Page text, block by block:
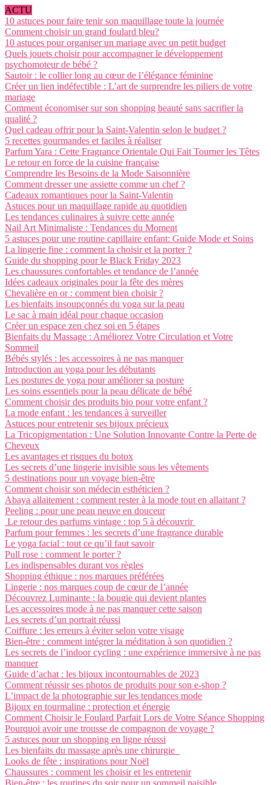
ACTU
10 astuces pour faire tenir son maquillage toute la journée
Comment choisir un grand foulard bleu?
10 astuces pour organiser un mariage avec un petit budget
Quels jouets choisir pour accompagner le développement
psychomoteur de bébé ?
Sautoir : le collier long au cœur de l’élégance féminine
Créer un lien indéfectible : L’art de surprendre les piliers de votre
mariage
Comment économiser sur son shopping beauté sans sacrifier la
qualité ?
Quel cadeau offrir pour la Saint-Valentin selon le budget ?
5 recettes gourmandes et faciles à réaliser
Parfum Yara : Cette Fragrance Orientale Qui Fait Tourner les Têtes
Le retour en force de la cuisine française
Comprendre les Besoins de la Mode Saisonnière
Comment dresser une assiette comme un chef ?
Cadeaux romantiques pour la Saint-Valentin
Astuces pour un maquillage rapide au quotidien
Les tendances culinaires à suivre cette année
Nail Art Minimaliste : Tendances du Moment
5 astuces pour une routine capillaire enfant: Guide Mode et Soins
La lingerie fine : comment la choisir et la porter ?
Guide du shopping pour le Black Friday 2023
Les chaussures confortables et tendance de l’année
Idées cadeaux originales pour la fête des mères
Chevalière en or : comment bien choisir ?
Les bienfaits insoupçonnés du yoga sur la peau
Le sac à main idéal pour chaque occasion
Créer un espace zen chez soi en 5 étapes
Bienfaits du Massage : Améliorez Votre Circulation et Votre
Sommeil
Bébés stylés : les accessoires à ne pas manquer
Introduction au yoga pour les débutants
Les postures de yoga pour améliorer sa posture
Les soins essentiels pour la peau délicate de bébé
Comment choisir des produits bio pour votre enfant ?
La mode enfant : les tendances à surveiller
Astuces pour entretenir ses bijoux précieux
La Tricopigmentation : Une Solution Innovante Contre la Perte de
Cheveux
Les avantages et risques du botox
Les secrets d’une lingerie invisible sous les vêtements
5 destinations pour un voyage bien-être
Comment choisir son médecin esthéticien ?
Abaya allaitement : comment rester à la mode tout en allaitant ?
Peeling : pour une peau neuve en douceur
Le retour des parfums vintage : top 5 à découvrir
Parfum pour femmes : les secrets d’une fragrance durable
Le yoga facial : tout ce qu’il faut savoir
Pull rose : comment le porter ?
Les indispensables durant vos règles
Shopping éthique : nos marques préférées
Lingerie : nos marques coup de cœur de l’année
Découvrez Luminante : la bougie qui devient plantes
Les accessoires mode à ne pas manquer cette saison
Les secrets d’un portrait réussi
Coiffure : les erreurs à éviter selon votre visage
Bien-être : comment intégrer la méditation à son quotidien ?
Les secrets de l’indoor cycling : une expérience immersive à ne pas
manquer
Guide d’achat : les bijoux incontournables de 2023
Comment réussir ses photos de produits pour son e-shop ?
L’impact de la photographie sur les tendances mode
Bijoux en tourmaline : protection et énergie
Comment Choisir le Foulard Parfait Lors de Votre Séance Shopping
Pourquoi avoir une trousse de compagnon de voyage ?
5 astuces pour un shopping en ligne réussi
Les bienfaits du massage après une chirurgie
Looks de fête : inspirations pour Noël
Chaussures : comment les choisir et les entretenir
Bien-être : les routines du soir pour un sommeil paisible